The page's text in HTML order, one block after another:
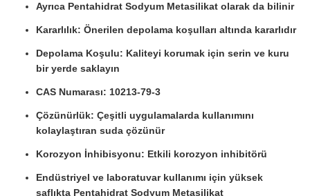
Ayrıca Pentahidrat Sodyum Metasilikat olarak da bilinir
Kararlılık: Önerilen depolama koşulları altında kararlıdır
Depolama Koşulu: Kaliteyi korumak için serin ve kuru
bir yerde saklayın
CAS Numarası: 10213-79-3
Çözünürlük: Çeşitli uygulamalarda kullanımını
kolaylaştıran suda çözünür
Korozyon İnhibisyonu: Etkili korozyon inhibitörü
Endüstriyel ve laboratuvar kullanımı için yüksek
saflıkta Pentahidrat Sodyum Metasilikat